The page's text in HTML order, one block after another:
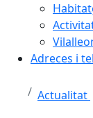
Adreces i
Actualitat